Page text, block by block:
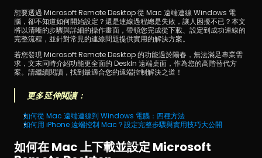
想要透過 Microsoft Remote Desktop 從 Mac 遠端連線 Windows 電
腦，卻不知道如何開始設定？還是連線過程總是失敗，讓人困擾不已？本文
將以清晰的步驟與詳細的操作畫面，帶領您完成從下載、設定到成功連線的
完整流程，並針對常見的連線問題提供實用的解決方案。
若您發現 Microsoft Remote Desktop 的功能過於陽春，無法滿足專業需
求，文末同時介紹功能更全面的 DeskIn 遠端桌面，作為您的高階替代方
案。請繼續閱讀，找到最適合您的遠端控制解決之道！
更多延伸閲讀：
如何從 Mac 遠端連線到 Windows 電腦：四種方法
如何用 iPhone 遠端控制 Mac？設定完整步驟與實用技巧大公開
如何在 Mac 上下載並設定 Microsoft